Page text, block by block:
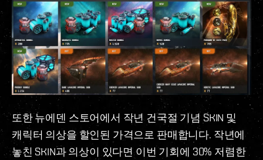
또한 뉴에덴 스토어에서 작년 건국절 기념 SKIN 및
캐릭터 의상을 할인된 가격으로 판매합니다. 작년에
놓친 SKIN과 의상이 있다면 이번 기회에 30% 저렴한